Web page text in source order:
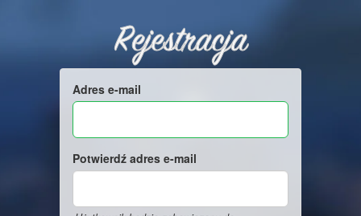
Rejestracja
Adres e-mail
Potwierdź adres e-mail